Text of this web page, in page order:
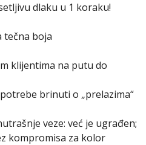
dlaku u 1 koraku!
tečna boja
klijentima na putu do
brinuti o „prelazima“
veze: već je ugrađen;
kompromisa za kolor